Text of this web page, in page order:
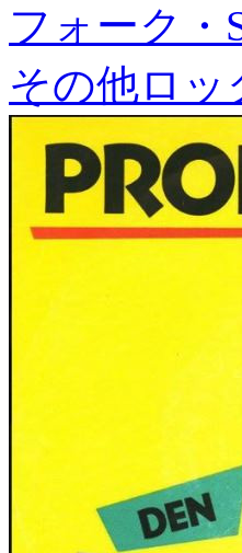
フォーク・
その他ロッ